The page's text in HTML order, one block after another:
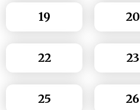
19 20
22 23
25 26